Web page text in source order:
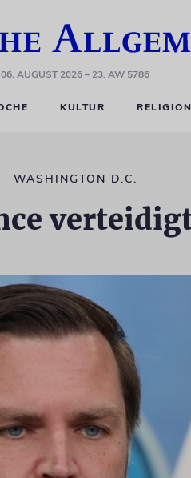
06. AUGUST 2026– 23. AW 5786
KULTUR RELIGION
WASHINGTON D.C.